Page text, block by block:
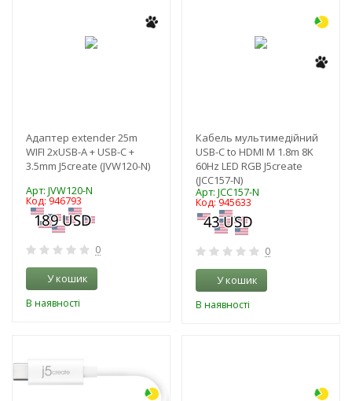
Адаптер extender 25m
WIFI 2xUSB-A + USB-C +
3.5mm J5create (JVW120-N)
Арт: JVW120-N
Код: 946793
0
У кошик
В наявності
Кабель мультимедійний
USB-C to HDMI M 1.8m 8K
60Hz LED RGB J5create
(JCC157-N)
Арт: JCC157-N
Код: 945633
0
У кошик
В наявності